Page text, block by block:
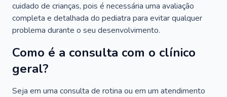
cuidado de crianças, pois é necessária uma avaliação
completa e detalhada do pediatra para evitar qualquer
problema durante o seu desenvolvimento.
Como é a consulta com o clínico
geral?
Seja em uma consulta de rotina ou em um atendimento